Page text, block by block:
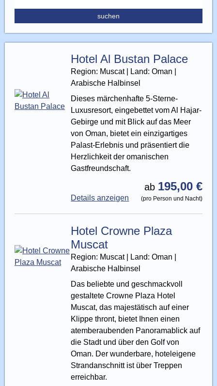
Hotel Al Bustan Palace
Region: Muscat | Land: Oman |
Arabische Halbinsel
Dieses märchenhafte 5-Sterne-
Luxusresort, eingebettet vom Al Hajar-
Gebirge und mit Blick auf das Meer
von Oman, bietet ein einzigartiges
Palast-Erlebnis und präsentiert die
Herzlichkeit der omanischen
Gastfreundschaft.
ab 195,00 €
(pro Person und Nacht)
Details anzeigen
Hotel Crowne Plaza
Muscat
Region: Muscat | Land: Oman |
Arabische Halbinsel
Das beliebte und geschmackvoll
gestaltete Crowne Plaza Hotel
Muscat, das majestätisch auf einer
Klippe thront, bietet Ihnen einen
atemberaubenden Panoramablick auf
die Stadt und über den Golf von
Oman. Der wunderbare, hoteleigene
Strandanschnitt ist über Treppen
erreichbar.